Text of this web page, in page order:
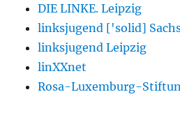
DIE LINKE. Leipzig
linksjugend ['solid]
linksjugend Leipzig
linXXnet
Rosa-Luxemburg-